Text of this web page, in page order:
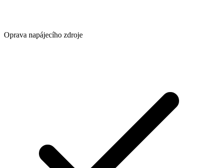
Oprava napájecího zdroje